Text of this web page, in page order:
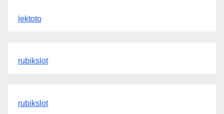
lektoto
rubikslot
rubikslot